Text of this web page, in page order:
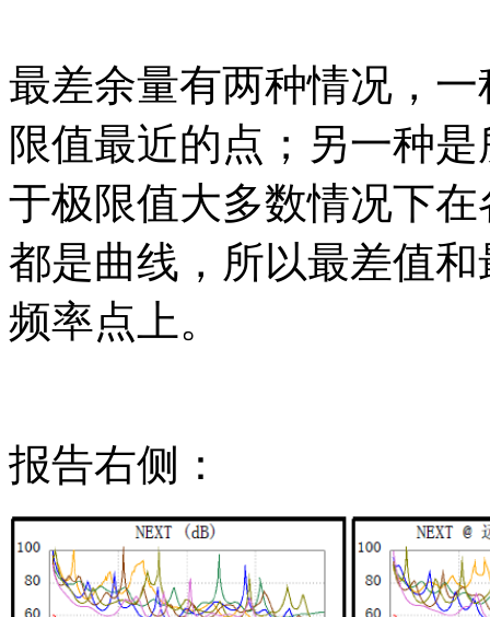
最差余量有两种情况，
限值最近的点；另一种
于极限值大多数情况下
都是曲线，所以最差值
频率点上。
报告右侧：